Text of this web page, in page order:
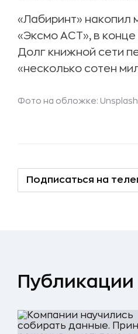
«Лабиринт» накопил
«Эксмо АСТ», в конце
Долг книжной сети
«несколько сотен
Фото на обложке: Unsplash
Подписаться на
Публикации